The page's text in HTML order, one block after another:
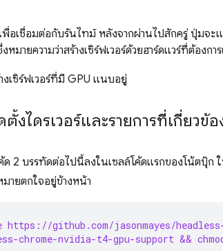
พื่อเชื่อมต่อกับรันไทม์ หลังจากผ่านไปสักครู่ ปุ่มจะ
มายความว่าสร้างเซิร์ฟเวอร์ด้วยฮาร์ดแวร์ที่ต้องกา
เซิร์ฟเวอร์ที่มี GPU แนบอยู่
งไดรเวอร์และรายการที่เกี่ยวข้
ด 2 บรรทัดต่อไปนี้ลงในเซลล์โค้ดแรกของโน้ตบุ๊ก
มายตกใจอยู่ข้างหน้า
github.com/jasonmayes/
chrome-nvidia-t4-gpu-support &&